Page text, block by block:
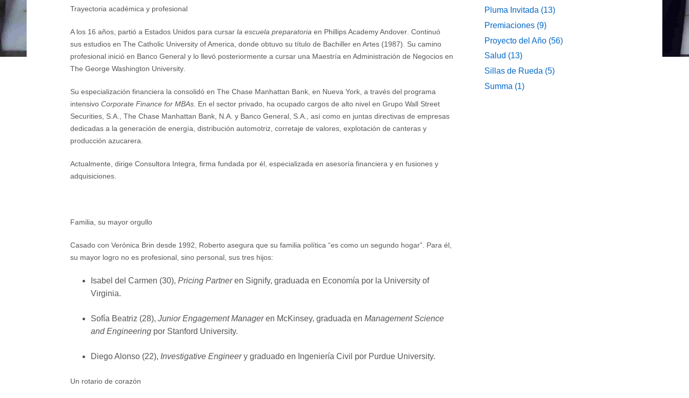
Trayectoria académica y profesional
A los 16 años, partió a Estados Unidos para cursar la escuela preparatoria en Phillips Academy Andover . Continuó
sus estudios en The Catholic University of America , donde obtuvo su título de Bachiller en Artes (1987). Su camino
profesional inició en Banco General y lo llevó posteriormente a cursar una Maestría en Administración de Negocios en
The George Washington University
Su especialización financiera la consolidó en The Chase Manhattan Bank , en Nueva York, a través del programa
intensivo Corporate Finance for MBAs . En el sector privado, ha ocupado cargos de alto nivel en Grupo Wall Street
Securities, S.A.
The Chase Manhattan Bank, N.A. y Banco General, S.A.
, así como en juntas directivas de empresas
dedicadas a la generación de energía, distribución automotriz, corretaje de valores, explotación de canteras y
producción azucarera.
Actualmente, dirige Consultora Integra , firma fundada por él, especializada en asesoría financiera y en fusiones y
adquisiciones.
Familia, su mayor orgullo
Casado con Verónica Brin desde 1992, Roberto asegura que su familia política “es como un segundo hogar”. Para él,
su mayor logro no es profesional, sino personal, sus tres hijos:
Isabel del Carmen (30), Pricing Partneren Signify, graduada en Economía por la University of
Virginia.
Sofía Beatriz (28), Junior Engagement Manageren McKinsey, graduada en Management Science
and Engineering por Stanford University.
Diego Alonso (22), Investigative Engineery graduado en Ingeniería Civil por Purdue University.
Un rotario de corazón
Pluma Invitada (13)
Premiaciones(9)
Proyecto del Año(56)
Salud (13)
Sillas de Rueda (5)
Summa (1)